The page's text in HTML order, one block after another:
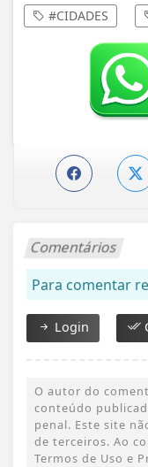
#CIDADES
Comentários
Para comentar
Login
O autor do
conteúdo
penal. Este site
de terceiros. Ao
Termos de Uso e